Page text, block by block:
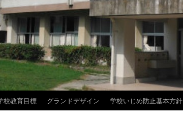
校教育目標 グランドデザイン 学校いじめ防止基本方針